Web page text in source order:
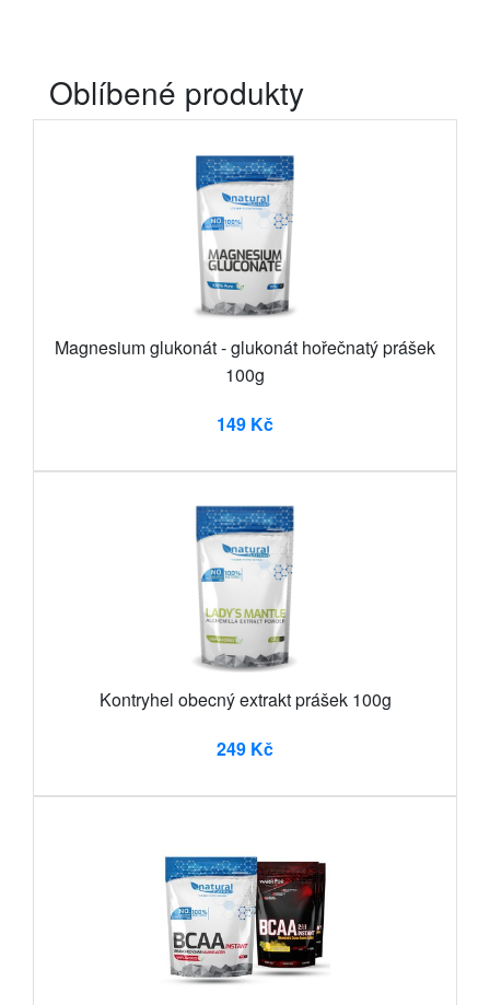
Oblíbené produkty
Magnesium glukonát - glukonát hořečnatý prášek
100g
149 Kč
Kontryhel obecný extrakt prášek 100g
249 Kč